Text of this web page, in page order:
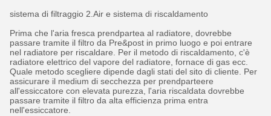
sistema di filtraggio 2.Air e sistema di riscaldamento
Prima che l'aria fresca prendpartea al radiatore, dovrebbe
passare tramite il filtro da Pre&post in primo luogo e poi entrare
nel radiatore per riscaldare. Per il metodo di riscaldamento, c'è
radiatore elettrico del vapore del radiatore, fornace di gas ecc.
Quale metodo scegliere dipende dagli stati del sito di cliente. Per
assicurare il medium di secchezza per prendparteere
all'essiccatore con elevata purezza, l'aria riscaldata dovrebbe
passare tramite il filtro da alta efficienza prima entra
nell'essiccatore.